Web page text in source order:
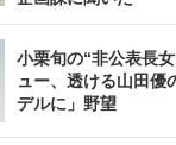
小栗旬の“非公表長
ュー、透ける山田優
デルに」野望